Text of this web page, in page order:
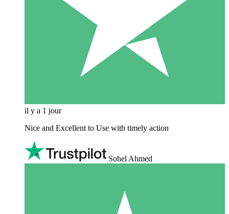
il y a 1 jour
Nice and Excellent to Use with timely action
Sohel Ahmed